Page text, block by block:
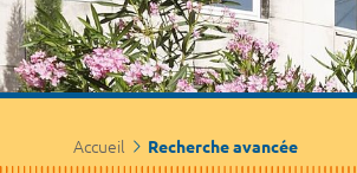
Accueil Recherche avancée